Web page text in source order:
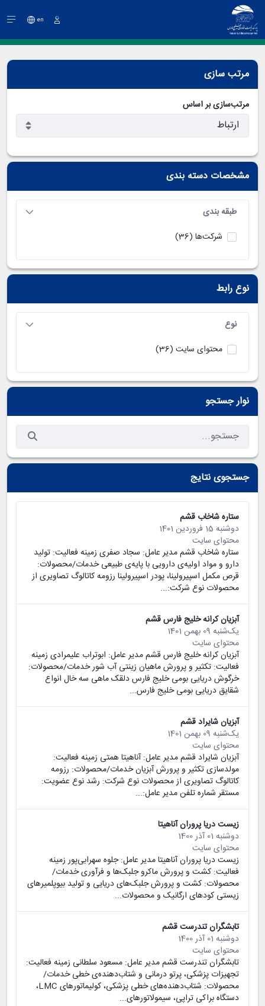
en
مرتب سازی
مرتب‌سازی بر اساس
مشخصات دسته بندی
طبقه بندی
شرکت‌ها (36)
نوع رابط
نوع
محتوای سایت (36)
نوار جستجو
جستجوی نتایج
ستاره شاخاب قشم
دوشنبه 15 فروردین 1401
محتوای سایت
ستاره شاخاب قشم مدیر عامل: سجاد صفری زمینه فعالیت: تولید
دارو و مواد اولیه‌ی دارویی با پایه‌ی طبیعی خدمات/محصولات:
قرص مکمل اسپیرولینا، پودر اسپیرولینا رزومه کاتالوگ تصاویری از
محصولات نوع شرکت:...
آبزیان کرانه خلیج فارس قشم
یک‌شنبه 09 بهمن 1401
محتوای سایت
آبزیان کرانه خلیج فارس قشم مدیر عامل: ابوتراب علیمرادی زمینه
فعالیت: تکثیر و پرورش ماهیان زینتی آب شور خدمات/محصولات:
خرگوش دریایی بومی خلیج فارس دلقک ماهی سه خال انواع
شقایق دریایی بومی خلیج فارس...
آبزیان شایراد قشم
یک‌شنبه 09 بهمن 1401
محتوای سایت
آبزیان شایراد قشم مدیر عامل: آناهیتا همتی زمینه فعالیت:
مولدسازی تکثیر و پرورش آبزیان خدمات/محصولات: رزومه
کاتالوگ تصاویری از محصولات نوع شرکت: رشد نوع عضویت:
مستقر شماره تلفن مدیر عامل:...
زیست دریا پروران آناهیتا
دوشنبه 01 آذر 1400
محتوای سایت
زیست دریا پروران آناهیتا مدیر عامل: جلوه سهرابی‌پور زمینه
فعالیت: کشت و پرورش ماکرو جلبک‌ها و فرآوری خدمات/
محصولات: کشت و پرورش جلبک‌های دریایی و تولید بیوپلمیرهای
زیستی کودهای ارگانیک و محصولات...
تابشگران تندرست قشم
دوشنبه 01 آذر 1400
محتوای سایت
تابشگران تندرست قشم مدیر عامل: مسعود سلطانی زمینه فعالیت:
تجهیزات پزشکی، پرتو درمانی و شتاب‌دهنده‌ی خطی خدمات/
محصولات: شتاب‌دهنده‌های خطی پزشکی، کولیماتورهای LMC،
دستگاه براکی تراپی، سیمولاتورهای...